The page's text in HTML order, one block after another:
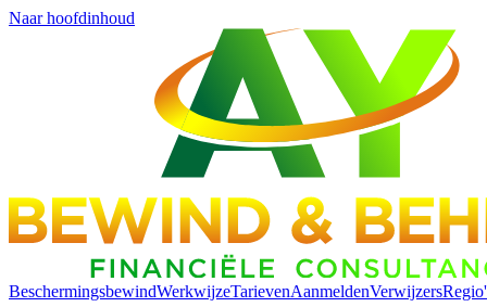
Naar hoofdinhoud
BeschermingsbewindWerkwijzeTarievenAanmeldenVerwijzers